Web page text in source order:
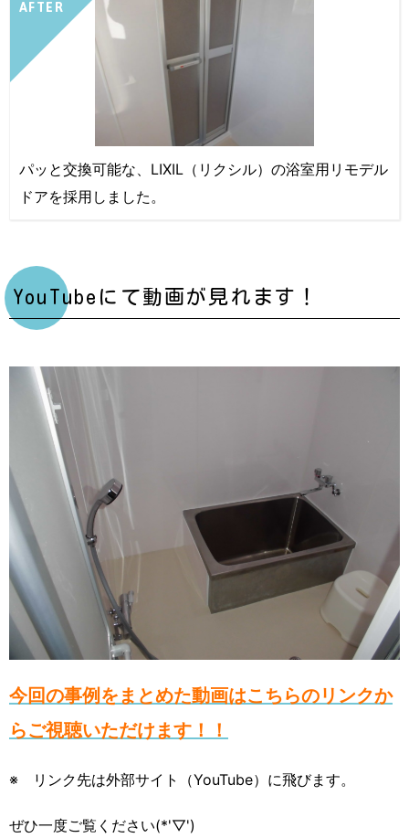
AFTER
パッと交換可能な、LIXIL（リクシル）の浴室用リモデル
ドアを採用しました。
YouTubeにて動画が見れます！
今回の事例をまとめた動画はこちらのリンクか
らご視聴いただけます！！
※ リンク先は外部サイト（YouTube）に飛びます。
ぜひ一度ご覧ください(*'▽')